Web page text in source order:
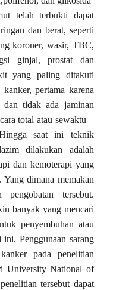
telah terbukti dapat
dan berat, seperti
koroner, wasir, TBC,
ginjal, prostat dan
yang paling ditakuti
pertama karena
dan tidak ada jaminan
total atau sewaktu –
saat ini teknik
dilakukan adalah
dan kemoterapi yang
dimana memakan
tersebut.
banyak yang mencari
penyembuhan atau
Penggunaan sarang
pada penelitian
University National of
tersebut dapat